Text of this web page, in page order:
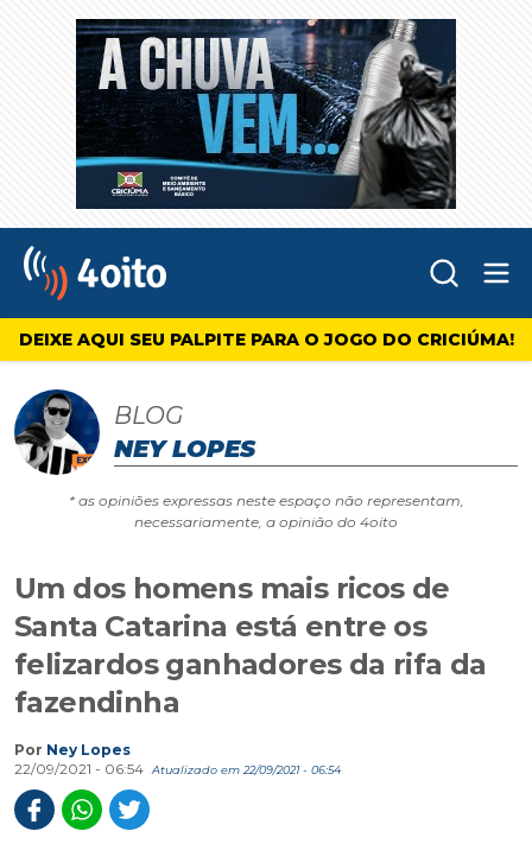
4oito
DEIXE AQUI SEU PALPITE PARA O JOGO DO CRICIÚMA!
BLOG
NEY LOPES
* as opiniões expressas neste espaço não representam,
necessariamente, a opinião do 4oito
Um dos homens mais ricos de
Santa Catarina está entre os
felizardos ganhadores da rifa da
fazendinha
Por Ney Lopes
22/09/2021 - 06:54
Atualizado em 22/09/2021 - 06:54